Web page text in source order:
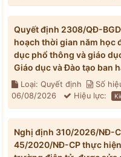
Quyết định 2308/QĐ-
hoạch thời gian năm học
dục phổ thông và giáo
Giáo dục và Đào tạo ban
Loại: Quyết định Số
06/08/2026
Hiệu lực:
Nghị định 310/2026/NĐ-
45/2020/NĐ-CP thực